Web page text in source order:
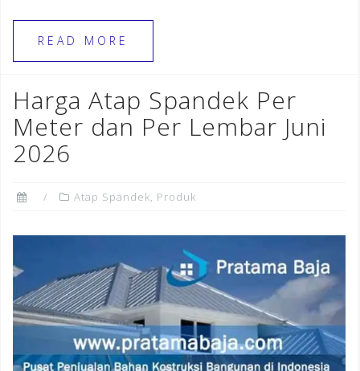
c
e
b
o
o
k
e
gr
a
m
te
e
st
READ MORE
Harga Atap Spandek Per
Meter dan Per Lembar Juni
2026
Atap Spandek, Produk